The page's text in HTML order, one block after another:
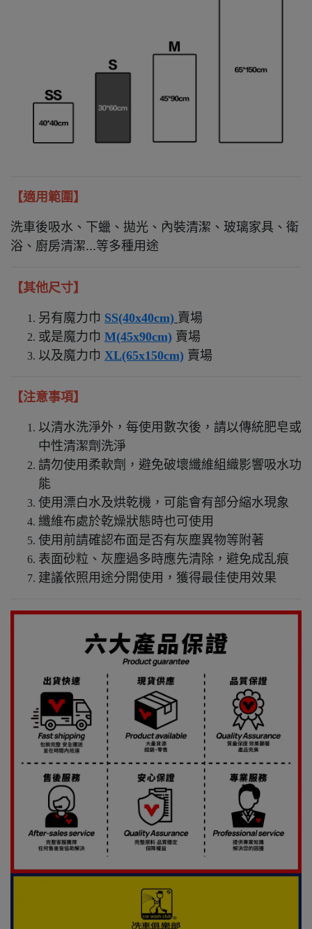
【適用範圍】
洗車後吸水、下蠟、拋光、內裝清潔、玻璃家具、衛
浴、廚房清潔...等多種用途
【其他尺寸】
另有魔力巾 SS(40x40cm) 賣場
或是魔力巾 M(45x90cm) 賣場
以及魔力巾 XL(65x150cm) 賣場
【注意事項】
以清水洗淨外，每使用數次後，請以傳統肥皂或
中性清潔劑洗淨
請勿使用柔軟劑，避免破壞纖維組織影響吸水功
能
使用漂白水及烘乾機，可能會有部分縮水現象
纖維布處於乾燥狀態時也可使用
使用前請確認布面是否有灰塵異物等附著
表面砂粒、灰塵過多時應先清除，避免成乱痕
建議依照用途分開使用，獲得最佳使用效果